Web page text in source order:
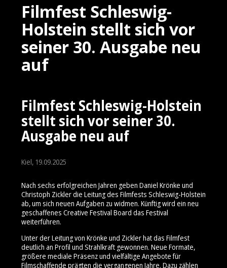
Filmfest Schleswig-
Holstein stellt sich vor
seiner 30. Ausgabe neu
auf
Filmfest Schleswig-Holstein
stellt sich vor seiner 30.
Ausgabe neu auf
Kiel, 19.09.2025
Nach sechs erfolgreichen Jahren geben Daniel Krönke und
Christoph Zickler die Leitung des Filmfests Schleswig-Holstein
ab, um sich neuen Aufgaben zu widmen. Künftig wird ein neu
geschaffenes Creative Festival Board das Festival
weiterführen.
Unter der Leitung von Krönke und Zickler hat das Filmfest
deutlich an Profil und Strahlkraft gewonnen. Neue Formate,
größere mediale Präsenz und vielfältige Angebote für
Filmschaffende prägten die vergangenen Jahre. Dazu zählen